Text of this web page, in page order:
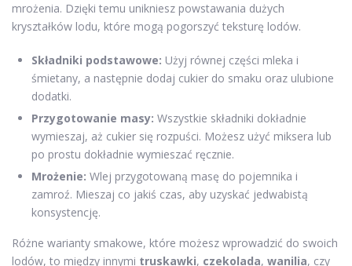
mrożenia. Dzięki temu unikniesz powstawania dużych
kryształków lodu, które mogą pogorszyć teksturę lodów.
Składniki podstawowe: Użyj równej części mleka i
śmietany, a następnie dodaj cukier do smaku oraz ulubione
dodatki.
Przygotowanie masy: Wszystkie składniki dokładnie
wymieszaj, aż cukier się rozpuści. Możesz użyć miksera lub
po prostu dokładnie wymieszać ręcznie.
Mrożenie: Wlej przygotowaną masę do pojemnika i
zamroź. Mieszaj co jakiś czas, aby uzyskać jedwabistą
konsystencję.
Różne warianty smakowe, które możesz wprowadzić do swoich
lodów, to między innymi truskawki, czekolada, wanilia, czy